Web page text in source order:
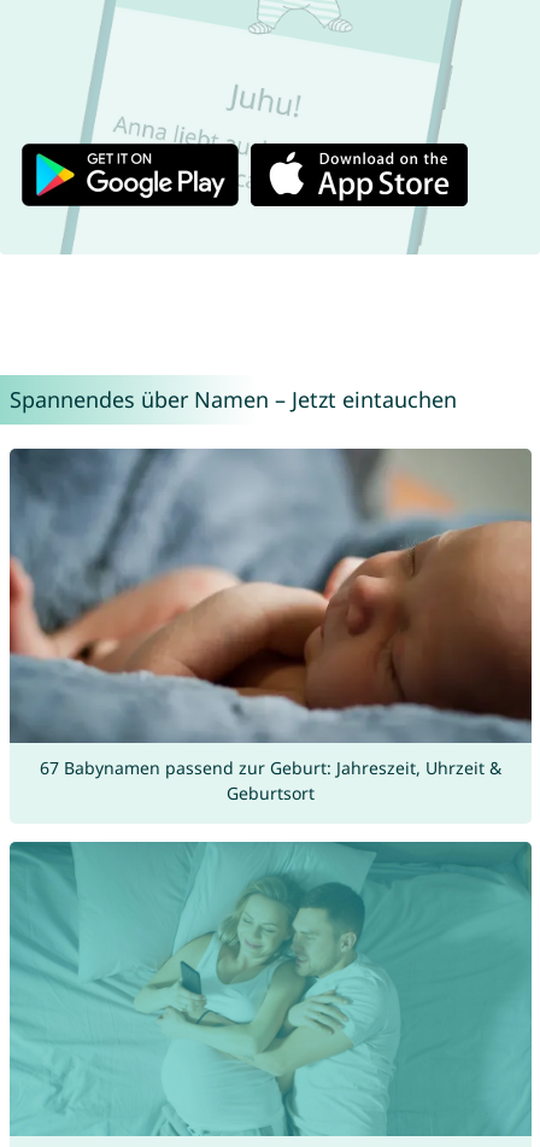
Spannendes über Namen – Jetzt eintauchen
67 Babynamen passend zur Geburt: Jahreszeit, Uhrzeit &
Geburtsort